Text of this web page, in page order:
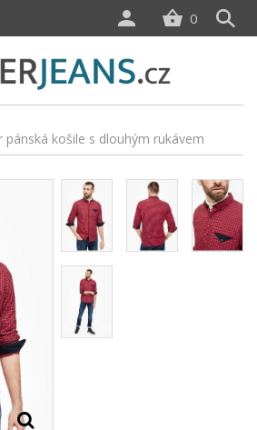
pánská košile s dlouhým rukávem
0